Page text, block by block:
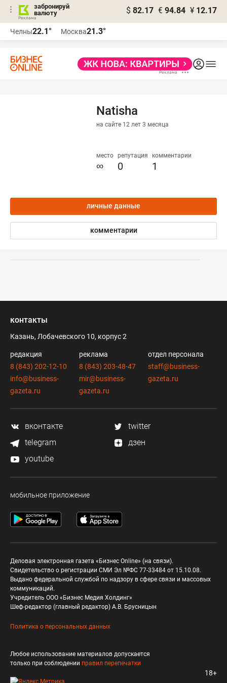
забронируй
валюту
$ 82.17 € 94.84 ¥ 12.17
Челны22.1° Москва21.3°
Natisha
на сайте 12 лет 3 месяца
место
∞
репутация
0
комментарии
1
личные данные
комментарии
контакты
Казань, Лобачевского 10, корпус 2
редакция
8 (843) 202-12-10
info@business-
gazeta.ru
реклама
8 (843) 203-48-47
mir@business-
gazeta.ru
отдел персонала
staff@business-
gazeta.ru
вконтакте
twitter
telegram
дзен
youtube
мобильное приложение
Деловая электронная газета «Бизнес Online» (на связи).
Свидетельство о регистрации СМИ Эл №ФС 77-33484 от 15.10.08.
Выдано федеральной службой по надзору в сфере связи и массовых
коммуникаций.
Учредитель ООО «Бизнес Медия Холдинг»
Шеф-редактор (главный редактор) А.В. Брусницын
Политика о персональных данных
Любое использование материалов допускается
только при соблюдении правил перепечатки
18+